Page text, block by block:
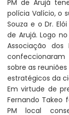
PM de Arujá
polícia Valício, o
Souza e o Dr.
de Arujá. Logo
Associação dos
sobre as
estratégicos da
Em virtude de
Fernando Takeo
PM local